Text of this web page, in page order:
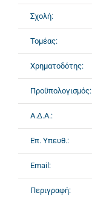
Σχολή:
Τομέας:
Χρηματοδότης:
Προϋπολογισμός:
Α.Δ.Α.:
Επ. Υπευθ.:
Email:
Περιγραφή: